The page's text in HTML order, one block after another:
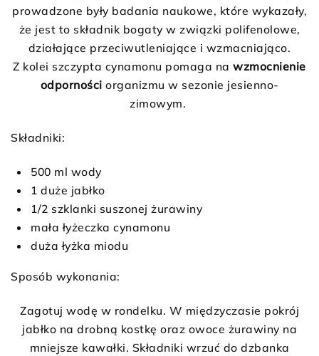
prowadzone były badania naukowe, które wykazały,
że jest to składnik bogaty w związki polifenolowe,
działające przeciwutleniające i wzmacniająco.
Z kolei szczypta cynamonu pomaga nawzmocnienie
odporności organizmu w sezonie jesienno-
zimowym.
Składniki:
500 ml wody
1 duże jabłko
1/2 szklanki suszonej żurawiny
mała łyżeczka cynamonu
duża łyżka miodu
Sposób wykonania:
Zagotuj wodę w rondelku. W międzyczasie pokrój
jabłko na drobną kostkę oraz owoce żurawiny na
mniejsze kawałki. Składniki wrzuć do dzbanka